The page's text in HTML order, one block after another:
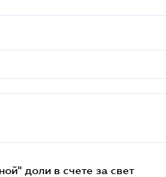
доли в счете за свет